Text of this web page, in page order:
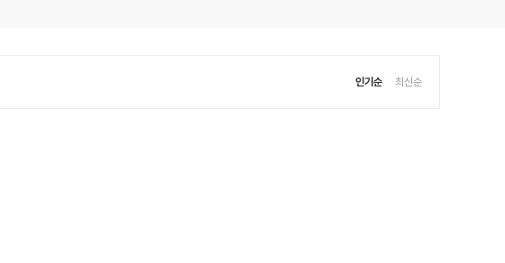
인기순 최신순